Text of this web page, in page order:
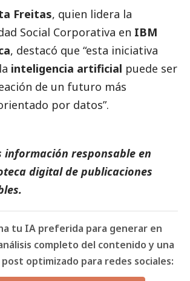
Freitas, quien lidera la
Social Corporativa en IBM
, destacó que “esta iniciativa
inteligencia artificial puede ser
de un futuro más
por datos”.
información responsable en
digital de publicaciones
.
tu IA preferida para generar en
completo del contenido y una
optimizado para redes sociales: